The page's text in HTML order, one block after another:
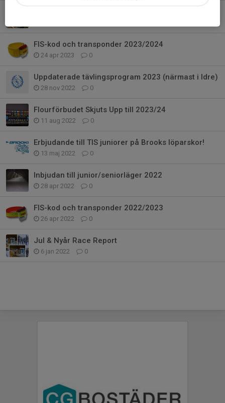
FIS-kod och transponder 2023/2024
24 apr 2023 0
Uppdaterade tävlingsprogram 2023 (närmast i Idre)
28 nov 2022 0
Flourförbudet Skjuts Upp till 2023/24
11 aug 2022 0
Erbjudande till TIS juniorer på Brooks löparskor!
13 maj 2022 0
Inbjudan till junior/seniorläger 2022
28 apr 2022 0
FIS-kod och transponder 2022/2023
26 apr 2022 0
Jul & Nyår Race Report
6 jan 2022 0